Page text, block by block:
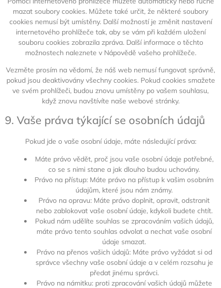
mazat soubory cookies. Můžete také určit, že některé soubory
cookies nemusí být umístěny. Další možností je změnit nastavení
internetového prohlížeče tak, aby se vám při každém uložení
souboru cookies zobrazila zpráva. Další informace o těchto
možnostech naleznete v Nápovědě vašeho prohlížeče.
Vezměte prosím na vědomí, že náš web nemusí fungovat správně,
pokud jsou deaktivovány všechny cookies. Pokud cookies smažete
ve svém prohlížeči, budou znovu umístěny po vašem souhlasu,
když znovu navštívíte naše webové stránky.
9. Vaše práva týkající se osobních údajů
Pokud jde o vaše osobní údaje, máte následující práva:
Máte právo vědět, proč jsou vaše osobní údaje potřebné,
co se s nimi stane a jak dlouho budou uchovány.
Právo na přístup: Máte právo na přístup k vašim osobním
údajům, které jsou nám známy.
Právo na opravu: Máte právo doplnit, opravit, odstranit
nebo zablokovat vaše osobní údaje, kdykoli budete chtít.
Pokud nám udělíte souhlas se zpracováním vašich údajů,
máte právo tento souhlas odvolat a nechat vaše osobní
údaje smazat.
Právo na přenos vašich údajů: Máte právo vyžádat si od
správce všechny vaše osobní údaje a v celém rozsahu je
předat jinému správci.
Právo na námitku: proti zpracování vašich údajů můžete